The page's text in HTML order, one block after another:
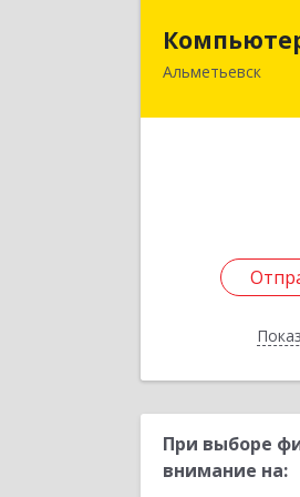
Альметьевск
При выборе
внимание на: